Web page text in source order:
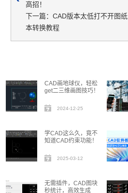
高招！
下一篇：CAD版本太低打不开图
本转换教程
CAD画地球仪，轻松
get二三维画图技巧！
2024-12-25
学CAD这么久，竟不
知道CAD约束功能！
2025-03-12
无需插件，CAD图块
秒统计，高效生成